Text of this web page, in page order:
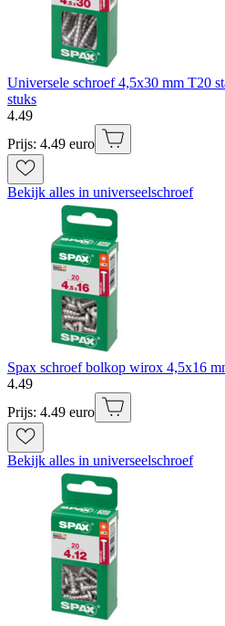
Universele schroef 4,5x30 mm T20
stuks
4.49
Prijs: 4.49 euro
Bekijk alles in universeelschroef
Spax schroef bolkop wirox 4,5x16
4.49
Prijs: 4.49 euro
Bekijk alles in universeelschroef